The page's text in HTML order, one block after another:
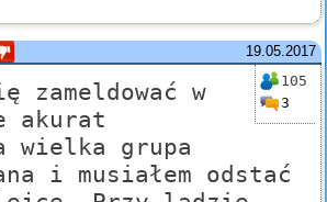
19.05.2017
105
3
zameldować w
akurat
wielka grupa
i musiałem odstać